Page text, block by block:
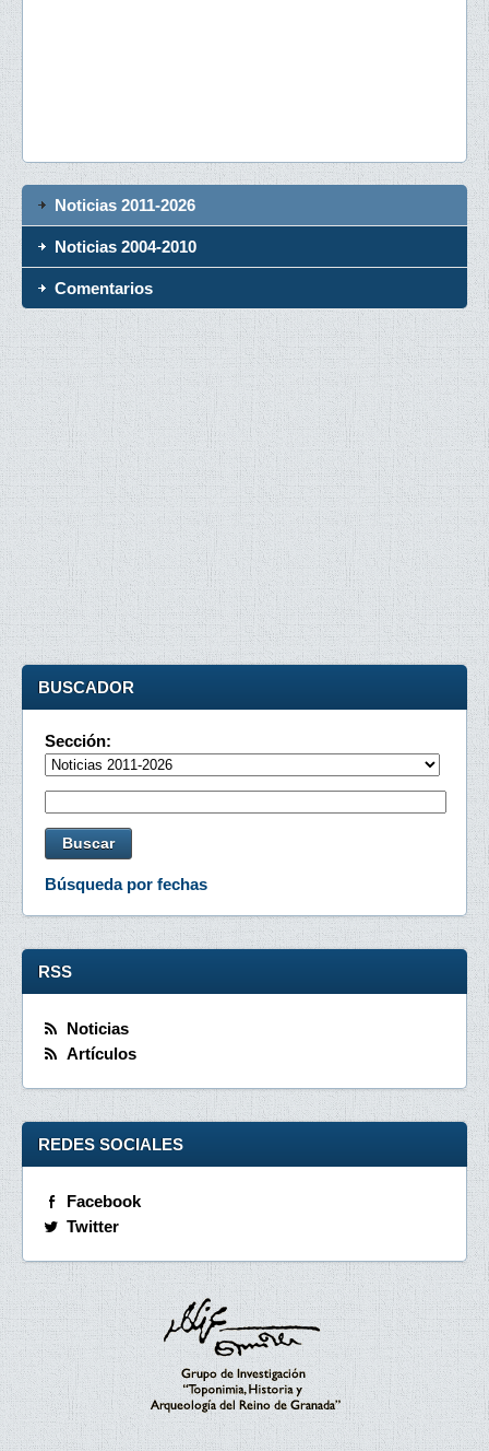
Noticias 2011-2026
Noticias 2004-2010
Comentarios
BUSCADOR
Sección:
Búsqueda por fechas
RSS
Noticias
Artículos
REDES SOCIALES
Facebook
Twitter